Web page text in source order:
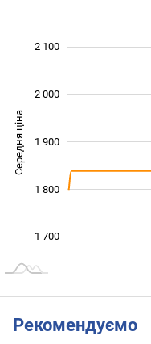
Середня ціна 1 700
1 700
1 800
1 900
2 000
2 100
Рекомендуємо